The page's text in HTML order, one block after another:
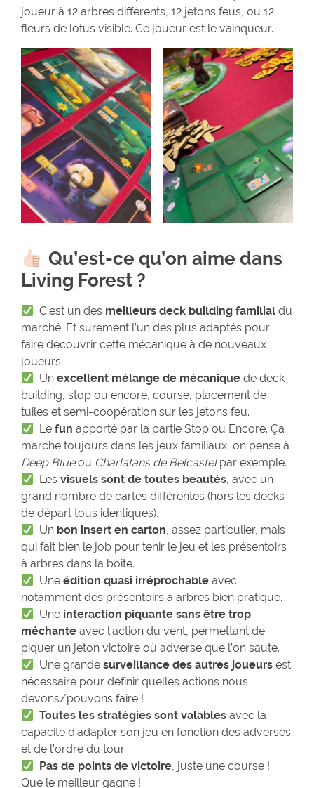
joueur à 12 arbres différents, 12 jetons feus, ou 12
fleurs de lotus visible. Ce joueur est le vainqueur.
Qu’est-ce qu’on aime dans
Living Forest ?
C’est un des meilleurs deck building familial du
marché. Et surement l’un des plus adaptés pour
faire découvrir cette mécanique à de nouveaux
joueurs.
Unexcellent mélange de mécanique de deck
building, stop ou encore, course, placement de
tuiles et semi-coopération sur les jetons feu.
Lefun apporté par la partie Stop ou Encore. Ça
marche toujours dans les jeux familiaux, on pense à
Deep Blueou Charlatans de Belcastelpar exemple.
Lesvisuels sont de toutes beautés, avec un
grand nombre de cartes différentes (hors les decks
de départ tous identiques).
Un bon insert en carton, assez particulier, mais
qui fait bien le job pour tenir le jeu et les présentoirs
à arbres dans la boite.
Uneédition quasi irréprochable avec
notamment des présentoirs à arbres bien pratique.
Une interaction piquante sans être trop
méchante avec l’action du vent, permettant de
piquer un jeton victoire où adverse que l’on saute.
Une grandesurveillance des autres joueurs est
nécessaire pour définir quelles actions nous
devons/pouvons faire !
Toutes les stratégies sont valables avec la
capacité d’adapter son jeu en fonction des adverses
et de l’ordre du tour.
Pas de points de victoire, juste une course !
Que le meilleur gagne !